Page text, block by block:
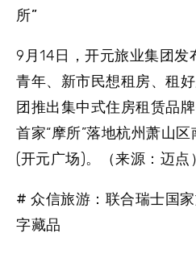
所”
9月14日，开元旅业集团
青年、新市民想租房、租
团推出集中式住房租赁品
首家“摩所”落地杭州萧山
(开元广场)。（来源：迈点）
# 众信旅游：联合瑞士国
字藏品